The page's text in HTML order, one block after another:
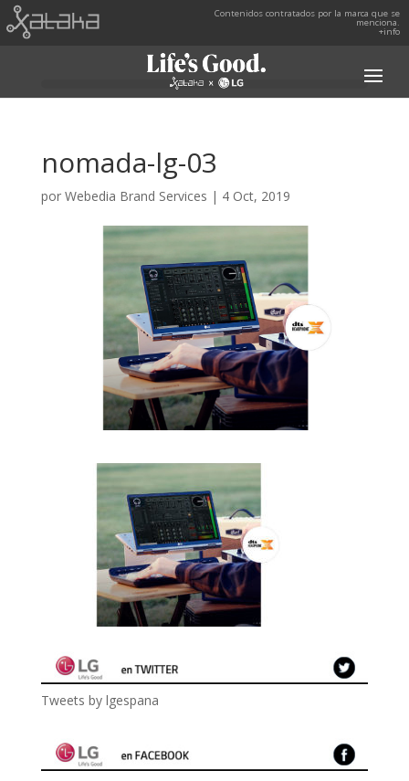
Contenidos contratados por la marca que se
menciona.
+info
nomada-lg-03
por Webedia Brand Services | 4 Oct, 2019
Tweets by lgespana